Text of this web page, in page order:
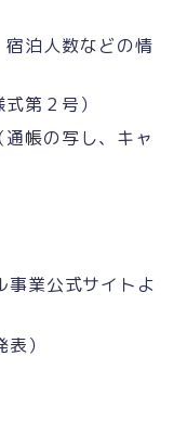
泊人数などの情
第２号）
帳の写し、キャ
業公式サイトよ
）